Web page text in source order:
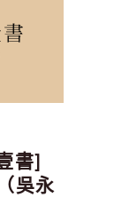
書]
吳永